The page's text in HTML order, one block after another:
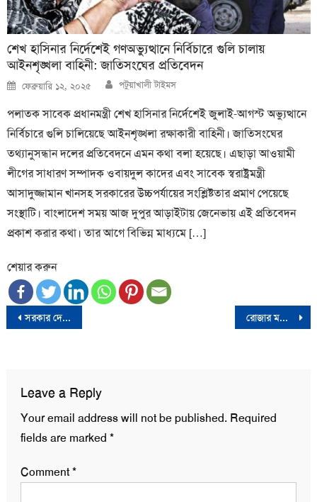
শেখ হাসিনার নির্দেশেই গণঅভ্যুত্থানে নির্বিচারে গুলি চালায়
আইনশৃঙ্খলা বাহিনী: জাতিসংঘের প্রতিবেদন
Posted
on
ফেব্রুয়ারি ১২, ২০২৫ Author
পটুয়াখালী টাইমস
পলাতক সাবেক প্রধানমন্ত্রী শেখ হাসিনার নির্দেশেই জুলাই-আগস্ট অভ্যুত্থানে
নির্বিচারে গুলি চালিয়েছে আইনশৃঙ্খলা রক্ষাকারী বাহিনী। জাতিসংঘের
তথ্যানুসন্ধান দলের প্রতিবেদনে এমন কথা বলা হয়েছে। এছাড়া আওয়ামী
লীগের সাধারণ সম্পাদক ওবায়দুল কাদের এবং সাবেক স্বরাষ্ট্রমন্ত্রী
আসাদুজ্জামান খানসহ সরকারের উচ্চপর্যায়ের সংশ্লিষ্টতার প্রমাণ পেয়েছে
সংস্থাটি। বাংলাদেশ সময় আজ দুপুর আড়াইটায় জেনেভায় এই প্রতিবেদন
প্রকাশ করার কথা। তার আগে বিভিন্ন মাধ্যমে […]
শেয়ার করুন
Post
সরকার দেশে বাকশাল কায়েমের চক্রান্ত করছে: চরমোনাই পীর রোজার মধ্যেই উপজেলা নির্বাচনের তফসিল- ইসি
Leave a Reply
Your email address will not be published. Required
fields are marked *
Comment*